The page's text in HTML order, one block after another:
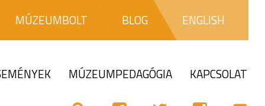
MÚZEUMBOLT BLOG ENGLISH
MÚZEUMPEDAGÓGIA KAPCSOLAT